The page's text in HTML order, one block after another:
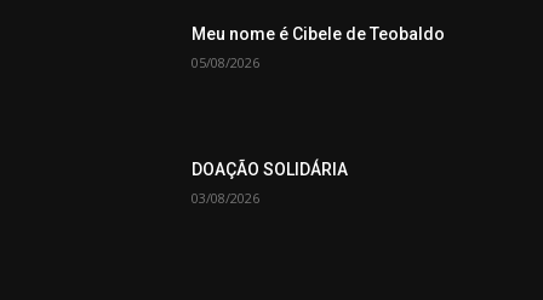
Meu nome é Cibele de Teobaldo
05/08/2026
DOAÇÃO SOLIDÁRIA
03/08/2026